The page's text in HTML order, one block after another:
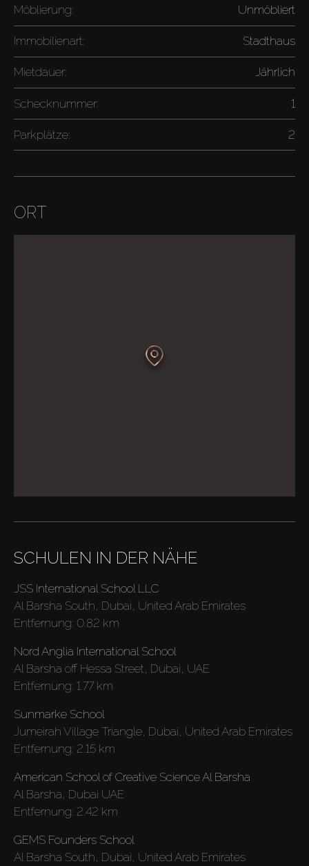
Möblierung: Unmöbliert
Immobilienart: Stadthaus
Mietdauer: Jährlich
Schecknummer: 1
Parkplätze: 2
ORT
SCHULEN IN DER NÄHE
JSS International School LLC
Al Barsha South, Dubai, United Arab Emirates
Entfernung: 0.82 km
Nord Anglia International School
Al Barsha off Hessa Street, Dubai, UAE
Entfernung: 1.77 km
Sunmarke School
Jumeirah Village Triangle, Dubai, United Arab Emirates
Entfernung: 2.15 km
American School of Creative Science Al Barsha
Al Barsha, Dubai UAE
Entfernung: 2.42 km
GEMS Founders School
Al Barsha South, Dubai, United Arab Emirates